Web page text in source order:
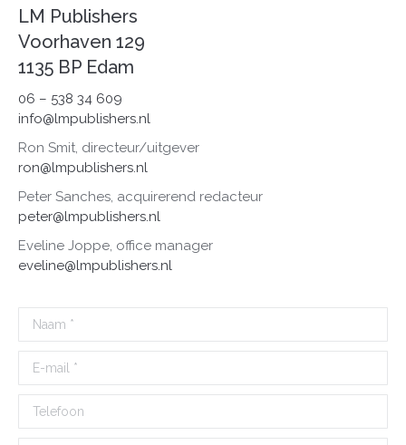
LM Publishers
Voorhaven 129
1135 BP Edam
06 – 538 34 609
info@lmpublishers.nl
Ron Smit, directeur/uitgever
ron@lmpublishers.nl
Peter Sanches, acquirerend redacteur
peter@lmpublishers.nl
Eveline Joppe, office manager
eveline@lmpublishers.nl
Naam *
E-mail *
Telefoon